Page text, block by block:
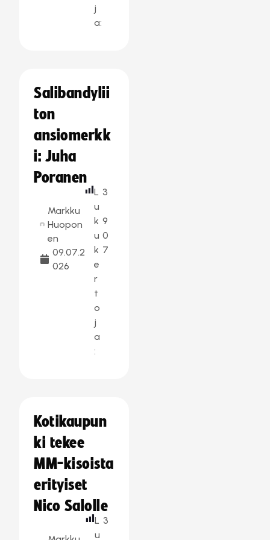
j
a:
Salibandylii
ton
ansiomerkk
i: Juha
Poranen
Markku
Huopon
en
09.07.2
026
L
u
k
u
k
e
r
t
o
j
a
:
3
9
0
7
Kotikaupun
ki tekee
MM-kisoista
erityiset
Nico Salolle
L
u
3